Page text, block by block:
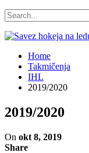
Home
Takmičenja
IHL
2019/2020
2019/2020
On okt 8, 2019
Share